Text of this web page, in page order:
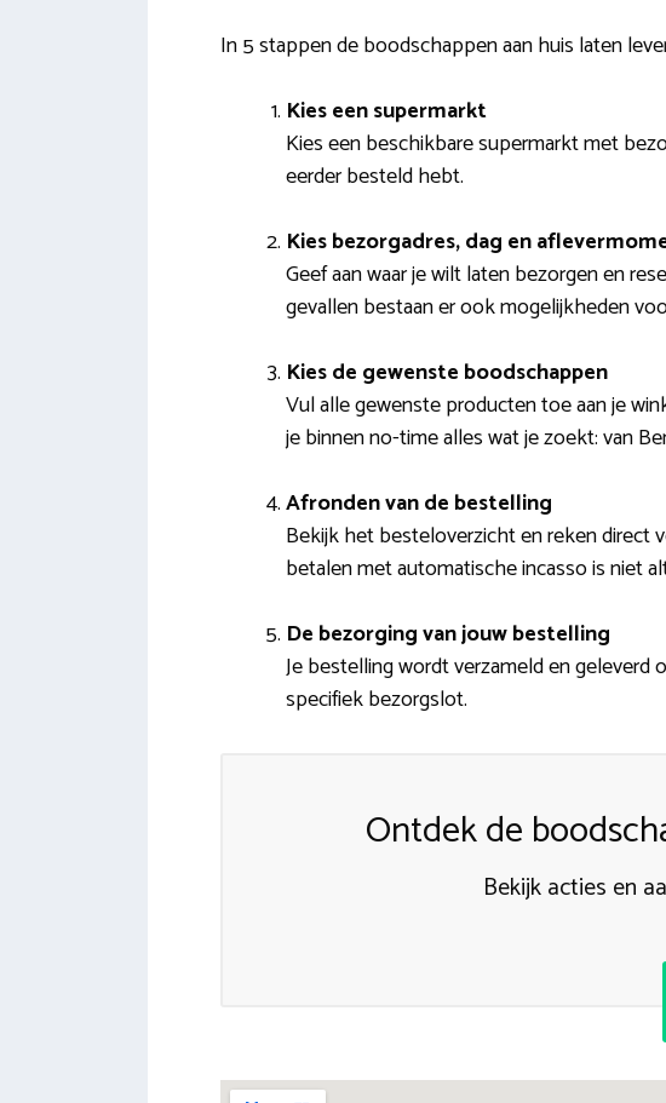
In 5 stappen de boodschappen aan huis laten
Kies een supermarkt
Kies een beschikbare supermarkt met
eerder besteld hebt.
Kies bezorgadres, dag en
Geef aan waar je wilt laten bezorgen en
gevallen bestaan er ook mogelijkheden
Kies de gewenste boodschappen
Vul alle gewenste producten toe aan je
je binnen no-time alles wat je zoekt: van
Afronden van de bestelling
Bekijk het besteloverzicht en reken direct
betalen met automatische incasso is niet
De bezorging van jouw bestelling
Je bestelling wordt verzameld en
specifiek bezorgslot.
Ontdek de
Bekijk acties en